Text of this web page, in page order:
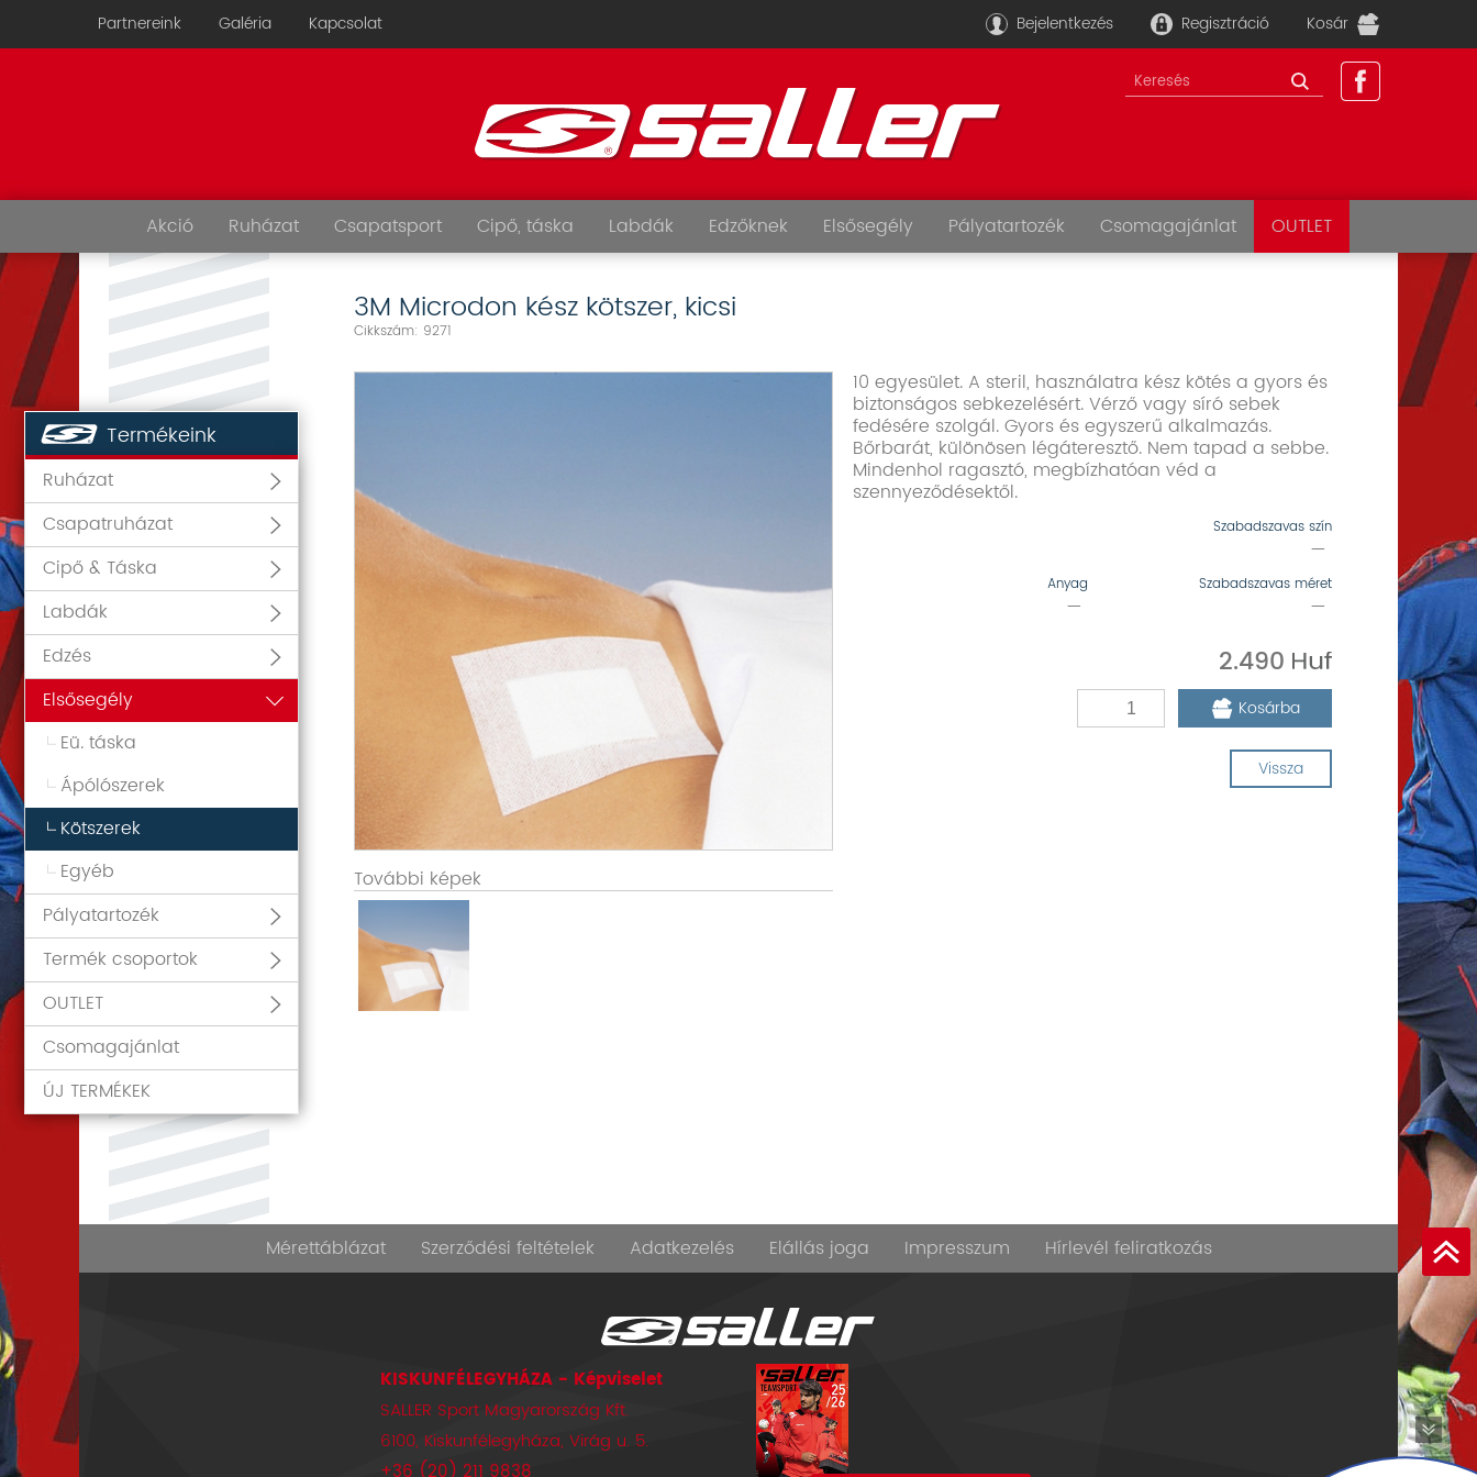
Partnereink Galéria Kapcsolat Bejelentkezés Regisztráció Kosár
Akció Ruházat Csapatsport Cipő, táska Labdák Edzőknek Elsősegély Pályatartozék Csomagajánlat OUTLET
Termékeink
Ruházat
Csapatruházat
Cipő & Táska
Labdák
Edzés
Elsősegély
Eü. táska
Ápólószerek
Kötszerek
Egyéb
Pályatartozék
Termék csoportok
OUTLET
Csomagajánlat
ÚJ TERMÉKEK
3M Microdon kész kötszer, kicsi
Cikkszám: 9271
További képek
10 egyesület. A steril, használatra kész kötés a gyors és
biztonságos sebkezelésért. Vérző vagy síró sebek
fedésére szolgál. Gyors és egyszerű alkalmazás.
Bőrbarát, különösen légáteresztő. Nem tapad a sebbe.
Mindenhol ragasztó, megbízhatóan véd a
szennyeződésektől.
Anyag
—
Szabadszavas méret
—
Szabadszavas szín
—
2.490
Kosárba
Vissza
Mérettáblázat Szerződési feltételek Adatkezelés Elállás joga Impresszum Hírlevél feliratkozás
KISKUNFÉLEGYHÁZA - Képviselet
SALLER Sport Magyarország Kft.
6100, Kiskunfélegyháza, Virág u. 5.